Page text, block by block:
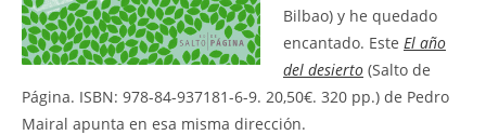
Bilbao) y he quedado
encantado. Este El año
del desierto (Salto de
Página. ISBN: 978-84-937181-6-9. 20,50€. 320 pp.) de Pedro
Mairal apunta en esa misma dirección.